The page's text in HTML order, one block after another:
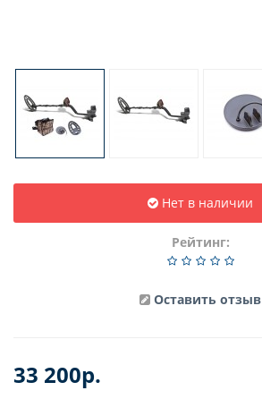
Нет в наличии
Рейтинг:
Оставить отзыв
33 200р.